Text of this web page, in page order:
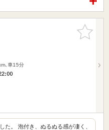
お気に入
りに追加
､車15分
た。 泡付き、ぬるぬる感が凄く、